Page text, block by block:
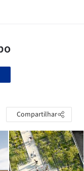
Compartilhar